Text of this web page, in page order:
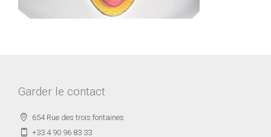
Garder le contact
654 Rue des trois fontaines
+33 4 90 96 83 33